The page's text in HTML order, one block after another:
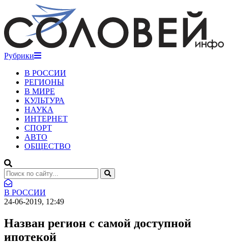
Рубрики
В РОССИИ
РЕГИОНЫ
В МИРЕ
КУЛЬТУРА
НАУКА
ИНТЕРНЕТ
СПОРТ
АВТО
ОБЩЕСТВО
В РОССИИ
24-06-2019, 12:49
Назван регион с самой доступной
ипотекой